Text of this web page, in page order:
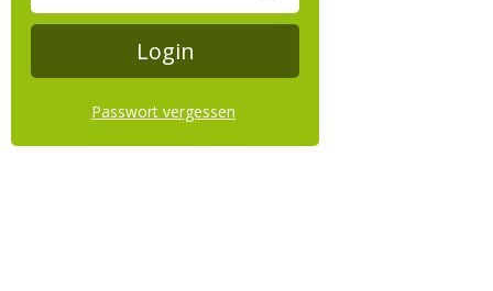
Passwort vergessen